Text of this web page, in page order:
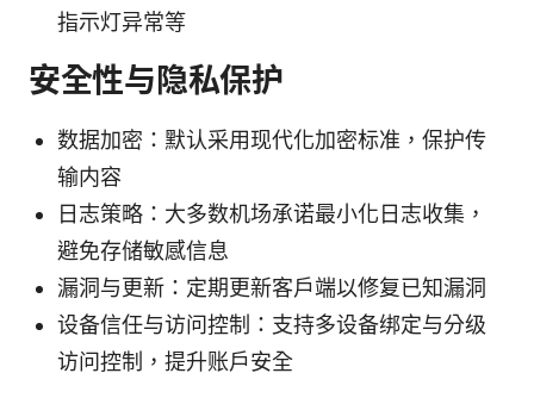
指示灯异常等
安全性与隐私保护
数据加密：默认采用现代化加密标准，保护传
输内容
日志策略：大多数机场承诺最小化日志收集，
避免存储敏感信息
漏洞与更新：定期更新客户端以修复已知漏洞
设备信任与访问控制：支持多设备绑定与分级
访问控制，提升账户安全